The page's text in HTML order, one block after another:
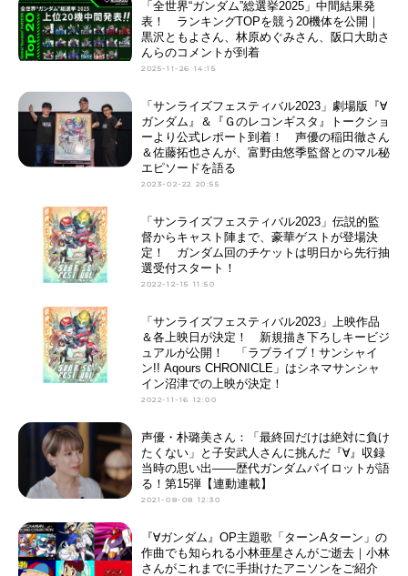
「全世界“ガンダム”総選挙2025」中間結果発
表！ ランキングTOPを競う20機体を公開｜
黒沢ともよさん、林原めぐみさん、阪口大助さ
んらのコメントが到着
2025-11-26 14:15
「サンライズフェスティバル2023」劇場版『∀
ガンダム』＆『Ｇのレコンギスタ』トークショ
ーより公式レポート到着！ 声優の稲田徹さん
＆佐藤拓也さんが、富野由悠季監督とのマル秘
エピソードを語る
2023-02-22 20:55
「サンライズフェスティバル2023」伝説的監
督からキャスト陣まで、豪華ゲストが登場決
定！ ガンダム回のチケットは明日から先行抽
選受付スタート！
2022-12-15 11:50
「サンライズフェスティバル2023」上映作品
＆各上映日が決定！ 新規描き下ろしキービジ
ュアルが公開！ 「ラブライブ！サンシャイ
ン!! Aqours CHRONICLE」はシネマサンシャ
イン沼津での上映が決定！
2022-11-16 12:00
声優・朴璐美さん：「最終回だけは絶対に負け
たくない」と子安武人さんに挑んだ『∀』収録
当時の思い出——歴代ガンダムパイロットが語
る！第15弾【連動連載】
2021-08-08 12:30
『∀ガンダム』OP主題歌「ターンAターン」の
作曲でも知られる小林亜星さんがご逝去｜小林
さんがこれまでに手掛けたアニソンをご紹介